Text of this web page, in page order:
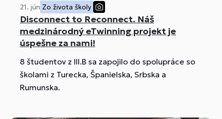
21. jún Zo života školy
Disconnect to Reconnect. Náš
medzinárodný eTwinning projekt je
úspešne za nami!
8 študentov z III.B sa zapojilo do spolupráce so
školami z Turecka, Španielska, Srbska a
Rumunska.